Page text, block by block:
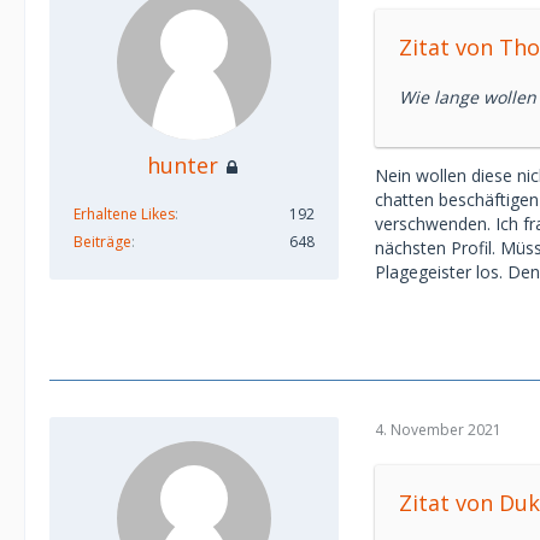
hunter
Erhaltene Likes
192
Beiträge
648
Zitat von
Wie lange
Nein wollen diese
chatten
verschwenden. Ich
nächsten Profil.
Plagegeister los.
4. November 2021
Zitat von